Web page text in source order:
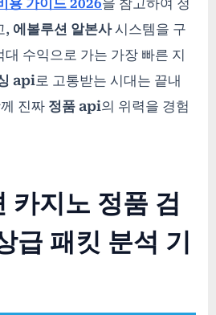
용 가이드 2026을 참고하여 정
, 에볼루션 알본사시스템을 구
수익으로 가는 가장 빠른 지
api로 고통받는 시대는 끝내
진짜 정품 api의 위력을 경험
카지노 정품 검
급 패킷 분석 기